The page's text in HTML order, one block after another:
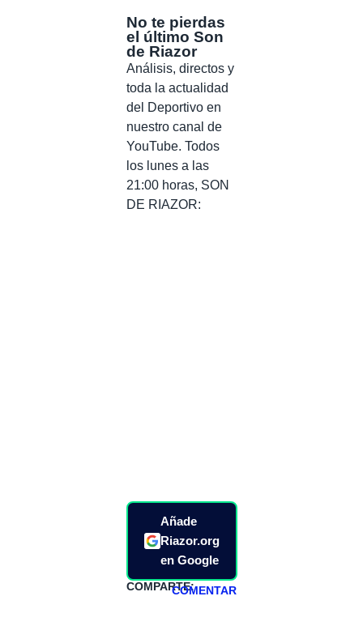
No te pierdas
el último Son
de Riazor
Análisis, directos y
toda la actualidad
del Deportivo en
nuestro canal de
YouTube. Todos
los lunes a las
21:00 horas, SON
DE RIAZOR:
Añade
Riazor.org
en Google
COMPARTE:COMENTAR